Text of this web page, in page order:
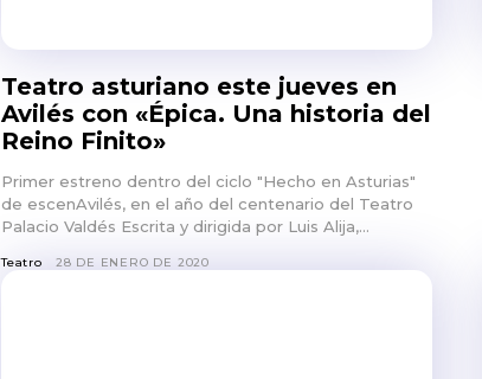
Teatro asturiano este jueves en
Avilés con «Épica. Una historia del
Reino Finito»
Primer estreno dentro del ciclo "Hecho en Asturias"
de escenAvilés, en el año del centenario del Teatro
Palacio Valdés Escrita y dirigida por Luis Alija,...
Teatro 28 DE ENERO DE 2020